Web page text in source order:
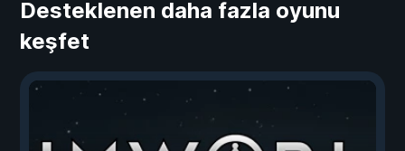
Desteklenen daha fazla oyunu
keşfet